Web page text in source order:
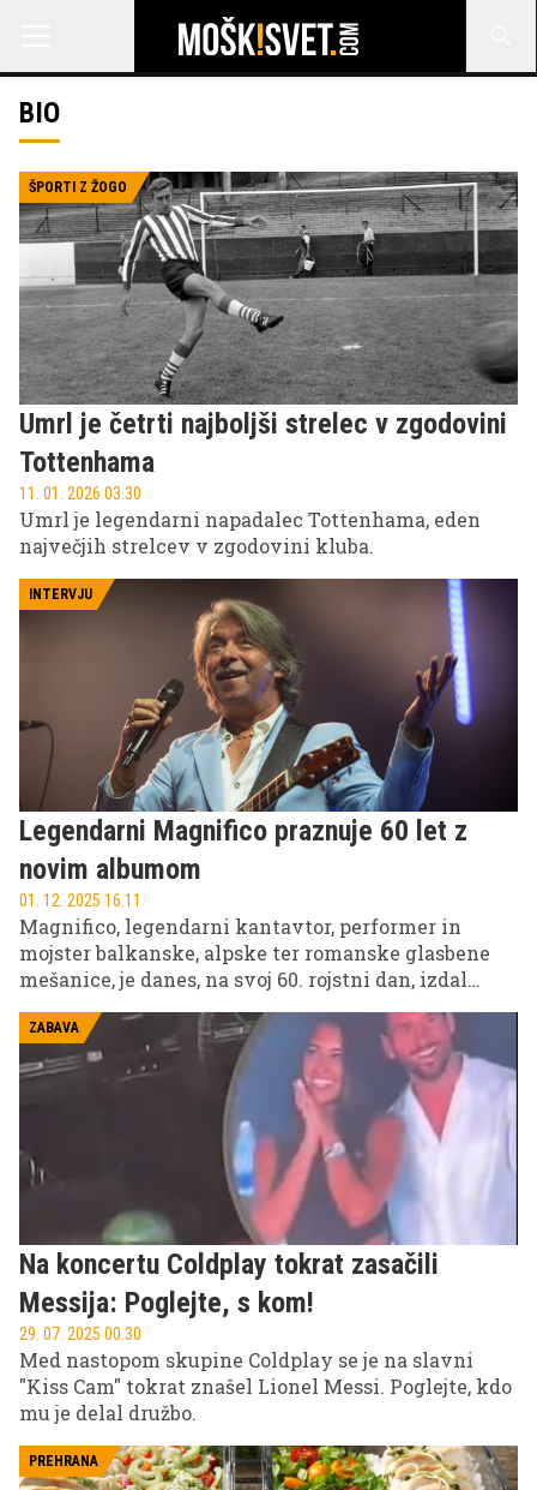
BIO
ŠPORTI Z ŽOGO
Umrl je četrti najboljši strelec v zgodovini
Tottenhama
11. 01. 2026 03.30
Umrl je legendarni napadalec Tottenhama, eden
največjih strelcev v zgodovini kluba.
INTERVJU
Legendarni Magnifico praznuje 60 let z
novim albumom
01. 12. 2025 16.11
Magnifico, legendarni kantavtor, performer in
mojster balkanske, alpske ter romanske glasbene
mešanice, je danes, na svoj 60. rojstni dan, izdal
dolgo pričakovani deseti studijski album "Alpe
Adria Club". Gre za prvi njegov studijski projekt po
skoraj desetletju, odkar je izšel Charlatan de Balkan,
kar samo po sebi pomeni, da je bil vsak trenutek
čakanja poln pričakovanj.
ZABAVA
Na koncertu Coldplay tokrat zasačili
Messija: Poglejte, s kom!
29. 07. 2025 00.30
Med nastopom skupine Coldplay se je na slavni
"Kiss Cam" tokrat znašel Lionel Messi. Poglejte, kdo
mu je delal družbo.
PREHRANA